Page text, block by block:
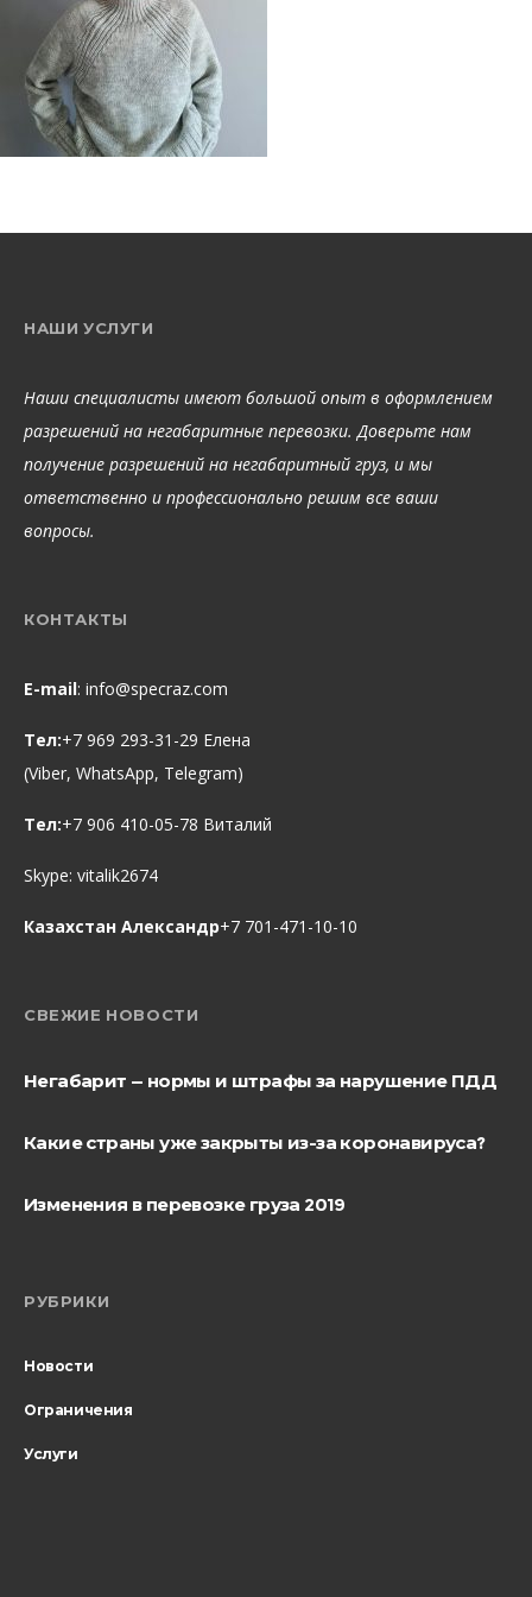
НАШИ УСЛУГИ
Наши специалисты имеют большой опыт в оформлением
разрешений на негабаритные перевозки. Доверьте нам
получение разрешений на негабаритный груз, и мы
ответственно и профессионально решим все ваши
вопросы.
КОНТАКТЫ
E-mail: info@specraz.com
Тел:+7 969 293-31-29 Елена
(Viber, WhatsApp, Telegram)
Тел:+7 906 410-05-78 Виталий
Skype: vitalik2674
Казахстан Александр+7 701-471-10-10
СВЕЖИЕ НОВОСТИ
Негабарит — нормы и штрафы за нарушение ПДД
Какие страны уже закрыты из-за коронавируса?
Изменения в перевозке груза 2019
РУБРИКИ
Новости
Ограничения
Услуги